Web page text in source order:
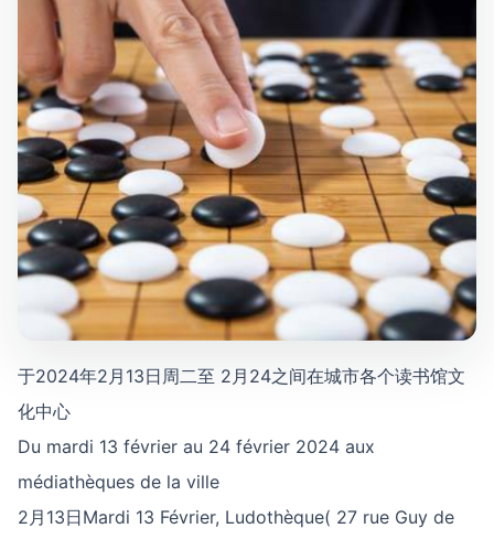
于2024年2月13日周二至 2月24之间在城市各个读书馆文
化中心
Du mardi 13 février au 24 février 2024 aux
médiathèques de la ville
2月13日Mardi 13 Février, Ludothèque( 27 rue Guy de